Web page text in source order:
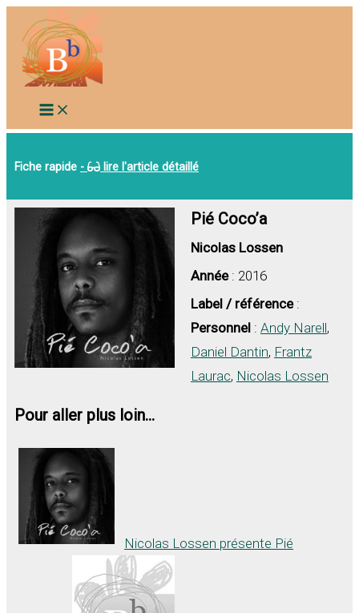
contenu
Fiche rapide - lire l'article détaillé
Pié Coco’a
Nicolas Lossen
Année: 2016
Label / référence:
Personnel : Andy Narell,
Daniel Dantin, Frantz
Laurac, Nicolas Lossen
Pour aller plus loin...
Nicolas Lossen présente Pié